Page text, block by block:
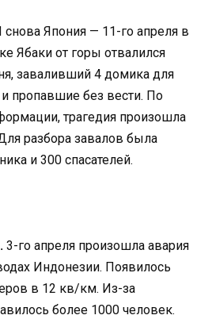
снова Япония — 11-го апреля в
Ябаки от горы отвалился
заваливший 4 домика для
пропавшие без вести. По
трагедия произошла
разбора завалов была
и 300 спасателей.
3-го апреля произошла авария
Индонезии. Появилось
в 12 кв/км. Из-за
более 1000 человек.